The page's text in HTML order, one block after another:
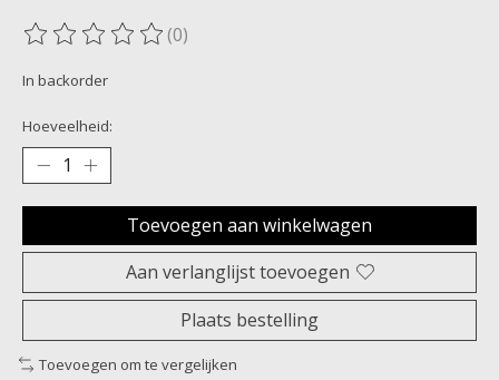
De beoordeling van dit product is
(0)
In backorder
Hoeveelheid:
Toevoegen aan winkelwagen
Aan verlanglijst toevoegen
Plaats bestelling
Toevoegen om te vergelijken